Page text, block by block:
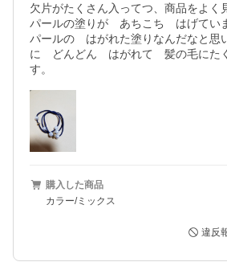
欠片がたくさん入ってつ、商品をよく
パールの塗りが　あちこち　はげてい
パールの　はがれた塗りなんだなと思
に　どんどん　はがれて　髪の毛にた
す。
購入した商品
カラー/ミックス
違反